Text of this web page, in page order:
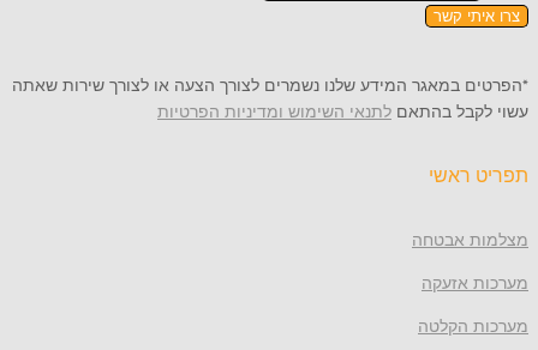
צרו איתי קשר
*הפרטים במאגר המידע שלנו נשמרים לצורך הצעה או לצורך שירות שאתה
עשוי לקבל בהתאם לתנאי השימוש ומדיניות הפרטיות
תפריט ראשי
מצלמות אבטחה
מערכות אזעקה
מערכות הקלטה